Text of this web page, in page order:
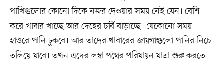
পাখিগুলোর কোনো দিকে নজর দেওয়ার সময় নেই যেন। বেশি
করে খাবার খাচ্ছে আর দেহের চর্বি বাড়াচ্ছে। যেকোনো সময়
হাওরে পানি ঢুকবে। আর তাদের খাবারের জায়গাগুলো পানির নিচে
তলিয়ে যাবে। তখন এদের লম্বা পথের পরিযায়ন যাত্রা শুরু করতে